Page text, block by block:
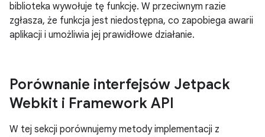
biblioteka wywołuje tę funkcję. W przeciwnym razie
zgłasza, że funkcja jest niedostępna, co zapobiega awarii
aplikacji i umożliwia jej prawidłowe działanie.
Porównanie interfejsów Jetpack
Webkit i Framework API
W tej sekcji porównujemy metody implementacji z